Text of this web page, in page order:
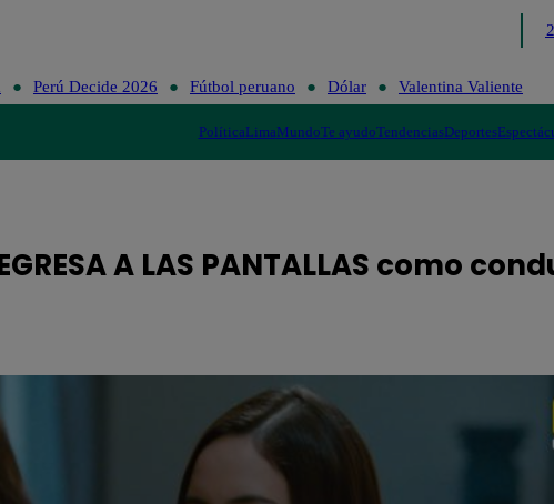
Perú Decide
Perú Decide 2026 Fútbol peruano Dólar Valentina Valiente
PolíticaLimaMundoTe ayudoTendenciasDeportes
A LAS PANTALLAS como